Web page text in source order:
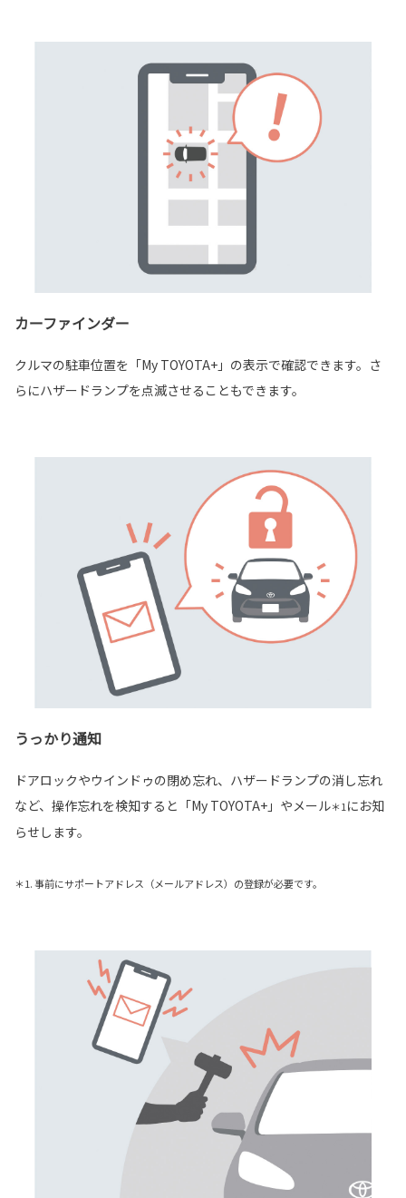
カーファインダー
クルマの駐車位置を「My TOYOTA+」の表示で確認できます。さ
らにハザードランプを点滅させることもできます。
うっかり通知
ドアロックやウインドゥの閉め忘れ、ハザードランプの消し忘れ
など、操作忘れを検知すると「My TOYOTA+」やメール＊1 にお知
らせします。
＊1. 事前にサポートアドレス（メールアドレス）の登録が必要です。